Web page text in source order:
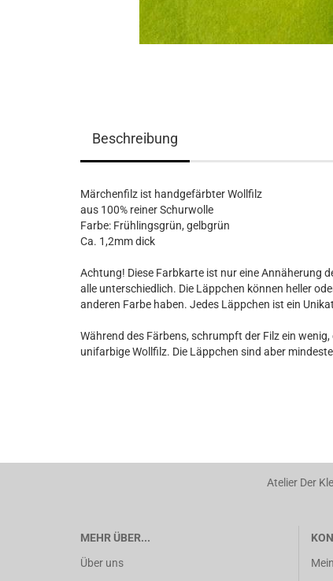
Beschreibung
Märchenfilz ist handgefärbter Wollfilz
aus 100% reiner Schurwolle
Farbe: Frühlingsgrün, gelbgrün
Ca. 1,2mm dick
Achtung! Diese Farbkarte ist nur eine Annäherung
alle unterschiedlich. Die Läppchen können heller
anderen Farbe haben. Jedes Läppchen ist ein
Während des Färbens, schrumpft der Filz ein
unifarbige Wollfilz. Die Läppchen sind aber
Atelier Der
MEHR ÜBER...
Über uns